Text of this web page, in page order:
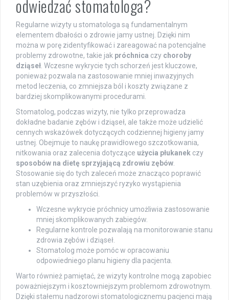
odwiedzać stomatologa?
Regularne wizyty u stomatologa są fundamentalnym
elementem dbałości o zdrowie jamy ustnej. Dzięki nim
można w porę zidentyfikować i zareagować na potencjalne
problemy zdrowotne, takie jak próchnica czy choroby
dziąseł . Wczesne wykrycie tych schorzeń jest kluczowe,
ponieważ pozwala na zastosowanie mniej inwazyjnych
metod leczenia, co zmniejsza ból i koszty związane z
bardziej skomplikowanymi procedurami.
Stomatolog, podczas wizyty, nie tylko przeprowadza
dokładne badanie zębów i dziąseł, ale także może udzielić
cennych wskazówek dotyczących codziennej higieny jamy
ustnej. Obejmuje to naukę prawidłowego szczotkowania,
nitkowania oraz zalecenia dotyczące użycia płukanek czy
sposobów na dietę sprzyjającą zdrowiu zębów
Stosowanie się do tych zaleceń może znacząco poprawić
stan uzębienia oraz zmniejszyć ryzyko wystąpienia
problemów w przyszłości.
Wczesne wykrycie próchnicy umożliwia zastosowanie
mniej skomplikowanych zabiegów.
Regularne kontrole pozwalają na monitorowanie stanu
zdrowia zębów i dziąseł.
Stomatolog może pomóc w opracowaniu
odpowiedniego planu higieny dla pacjenta.
Warto również pamiętać, że wizyty kontrolne mogą zapobiec
poważniejszym i kosztowniejszym problemom zdrowotnym.
Dzięki stałemu nadzorowi stomatologicznemu pacjenci mają